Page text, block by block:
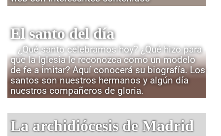
El santo del día
¿Qué santo celebramos hoy? ¿Qué hizo para
que la Iglesia le reconozca como un modelo
de fe a imitar? Aquí conocerá su biografía. Los
santos son nuestros hermanos y algún día
nuestros compañeros de gloria.
La archidiócesis de Madrid